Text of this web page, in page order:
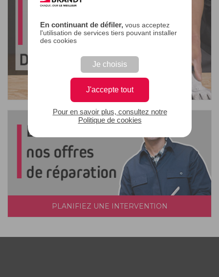
En continuant de défiler,vous acceptez
l'utilisation de services tiers pouvant installer
des cookies
Je choisis
J'accepte tout
Pour en savoir plus, consultez notre
Politique de cookies
PLANIFIEZ UNE INTERVENTION